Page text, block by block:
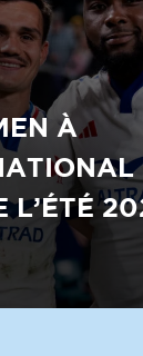
À
L’ÉTÉ